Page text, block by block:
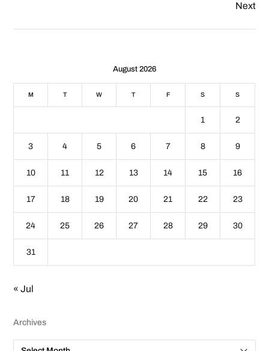
Next
August 2026
M T W T F S S
1 2
3 4 5 6 7 8 9
10 11 12 13 14 15 16
17 18 19 20 21 22 23
24 25 26 27 28 29 30
31
« Jul
Archives
A